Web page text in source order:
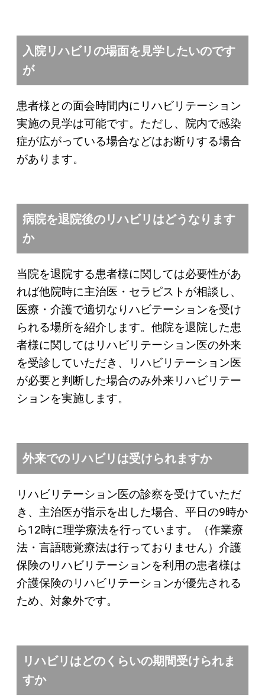
入院リハビリの場面を見学したいのです
が
患者様との面会時間内にリハビリテーション
実施の見学は可能です。ただし、院内で感染
症が広がっている場合などはお断りする場合
があります。
病院を退院後のリハビリはどうなります
か
当院を退院する患者様に関しては必要性があ
れば他院時に主治医・セラピストが相談し、
医療・介護で適切なりハビテーションを受け
られる場所を紹介します。他院を退院した患
者様に関してはリハビリテーション医の外来
を受診していただき、リハビリテーション医
が必要と判断した場合のみ外来リハビリテー
ションを実施します。
外来でのリハビリは受けられますか
リハビリテーション医の診察を受けていただ
き、主治医が指示を出した場合、平日の9時か
ら12時に理学療法を行っています。（作業療
法・言語聴覚療法は行っておりません）介護
保険のリハビリテーションを利用の患者様は
介護保険のリハビリテーションが優先される
ため、対象外です。
リハビリはどのくらいの期間受けられま
すか